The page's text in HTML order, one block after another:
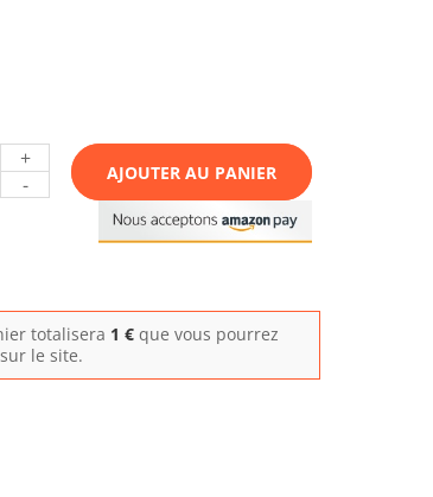
+
-
AJOUTER AU PANIER
totalisera 1 € que vous pourrez
le site.